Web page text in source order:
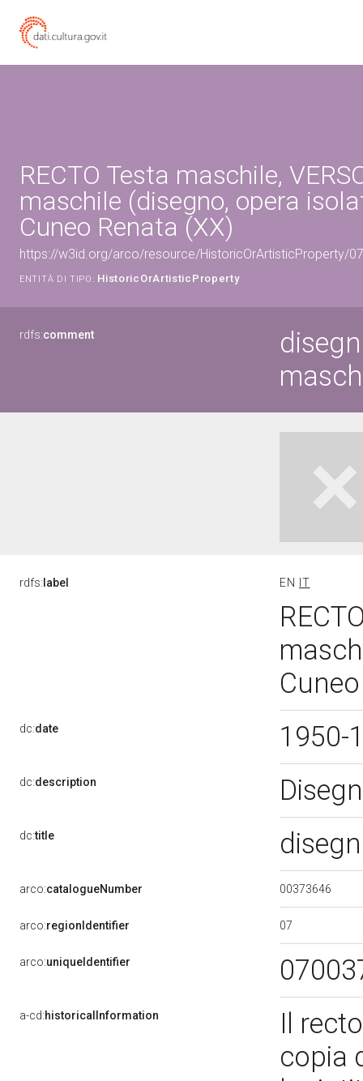
RECTO Testa maschile,
maschile (disegno, opera
Cuneo Renata (XX)
https://w3id.org/arco/resource/HistoricOrArtisticProperty/
ENTITÀ DI TIPO: HistoricOrArtisticProperty
rdfs:comment
rdfs: label EN IT
dc:date 1950-
dc:description
dc:title
arco:catalogueNumber 00373646
arco:regionIdentifier 07
arco:uniqueIdentifier
a-cd:historicalInformation
Il
copia